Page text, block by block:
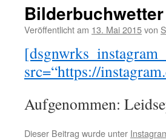
Bilderbuchwetter
Veröffentlicht am 13. Mai 2015von
src=“https://
Aufgenommen:
Dieser Beitrag wurde unter